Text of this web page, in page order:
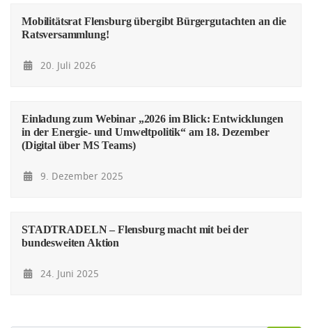
Mobilitätsrat Flensburg übergibt Bürgergutachten an die
Ratsversammlung!
20. Juli 2026
Einladung zum Webinar „2026 im Blick: Entwicklungen
in der Energie- und Umweltpolitik“ am 18. Dezember
(Digital über MS Teams)
9. Dezember 2025
STADTRADELN – Flensburg macht mit bei der
bundesweiten Aktion
24. Juni 2025